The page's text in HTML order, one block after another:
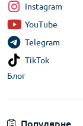
Популярне
Instagram
YouTube
Telegram
TikTok
Блог